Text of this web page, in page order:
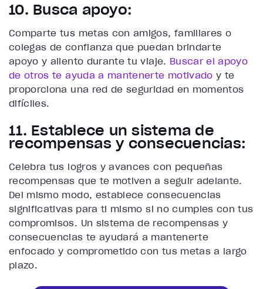
10. Busca apoyo:
Comparte tus metas con amigos, familiares o
colegas de confianza que puedan brindarte
apoyo y aliento durante tu viaje. Buscar el apoyo
de otros te ayuda a mantenerte motivado y te
proporciona una red de seguridad en momentos
difíciles.
11. Establece un sistema de
recompensas y consecuencias:
Celebra tus logros y avances con pequeñas
recompensas que te motiven a seguir adelante.
Del mismo modo, establece consecuencias
significativas para ti mismo si no cumples con tus
compromisos. Un sistema de recompensas y
consecuencias te ayudará a mantenerte
enfocado y comprometido con tus metas a largo
plazo.